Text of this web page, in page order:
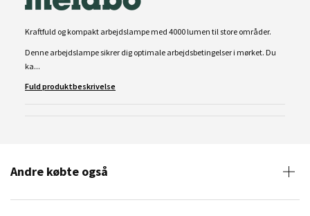
Kraftfuld og kompakt arbejdslampe med 4000 lumen til store områder.
Denne arbejdslampe sikrer dig optimale arbejdsbetingelser i mørket. Du
ka...
Fuld produktbeskrivelse
Andre købte også